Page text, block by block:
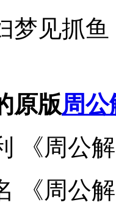
梦见抓
原版周
《周公
《周公